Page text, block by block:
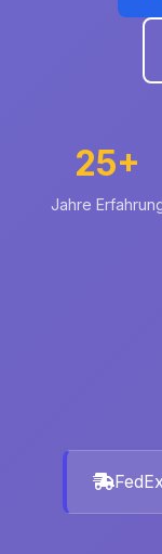
25+
Jahre
FedEx